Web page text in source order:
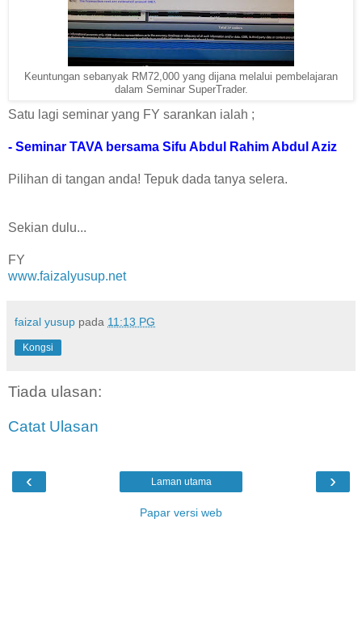
Keuntungan sebanyak RM72,000 yang dijana melalui pembelajaran
dalam Seminar SuperTrader.
Satu lagi seminar yang FY sarankan ialah ;
- Seminar TAVA bersama Sifu Abdul Rahim Abdul Aziz
Pilihan di tangan anda! Tepuk dada tanya selera.
Sekian dulu...
FY
www.faizalyusup.net
faizal yusup pada 11:13 PG
Kongsi
Tiada ulasan:
Catat Ulasan
‹ ›
Laman utama
Papar versi web